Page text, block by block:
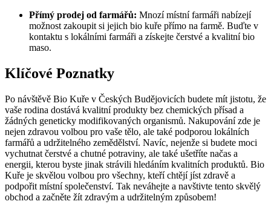
Přímý ⁣prodej od farmářů: Mnozí místní farmáři nabízejí
možnost zakoupit si jejich bio kuře přímo na farmě. Buďte v
kontaktu s lokálními farmáři‌ a‌ získejte‌ čerstvé a kvalitní⁤ bio
maso.
Klíčové Poznatky
Po návštěvě Bio Kuře v Českých Budějovicích budete mít jistotu, že
vaše rodina dostává ⁢kvalitní ​produkty⁢ bez⁤ chemických přísad a
žádných geneticky ⁤modifikovaných organismů. Nakupování zde je
nejen zdravou volbou pro vaše tělo, ale také podporou lokálních
farmářů a udržitelného zemědělství.​ Navíc, nejenže si budete moci
vychutnat čerstvé a‍ chutné potraviny, ale také ušetříte načas a
⁤energii, kterou ⁤byste jinak strávili hledáním kvalitních produktů. Bio
Kuře je skvělou volbou​ pro všechny, kteří chtějí jíst zdravě a
podpořit místní společenství. Tak neváhejte a navštivte tento skvělý
obchod⁤ a začněte žít zdravým a udržitelným způsobem!